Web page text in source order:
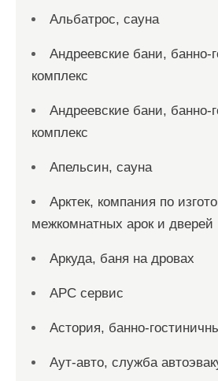
Альбатрос, сауна
Андреевские бани, банно-
комплекс
Андреевские бани, банно-
комплекс
Апельсин, сауна
Арктек, компания по
межкомнатных арок и дверей
Аркуда, баня на дровах
АРС сервис
Астория, банно-
Аут-авто, служба